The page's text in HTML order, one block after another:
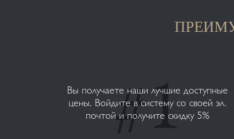
Вы получаете наши лучшие доступные
цены. Войдите в систему со своей эл.
почтой и получите скидку 5%